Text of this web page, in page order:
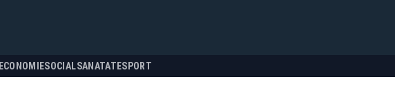
ECONOMIESOCIALSANATATESPORT